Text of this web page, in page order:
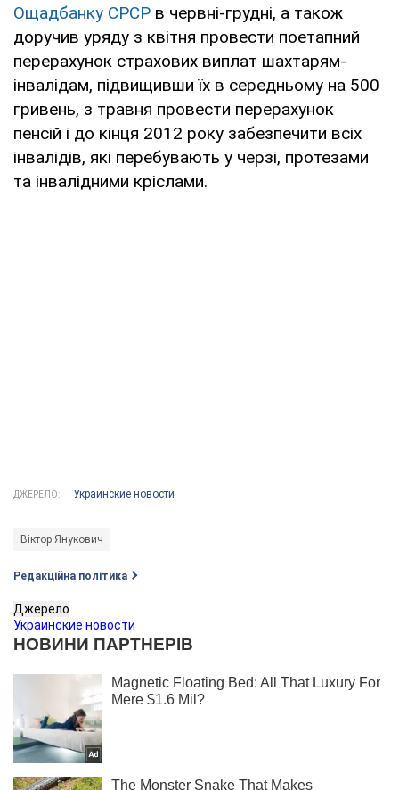
Ощадбанку СРСР в червні-грудні, а також
доручив уряду з квітня провести поетапний
перерахунок страхових виплат шахтарям-
інвалідам, підвищивши їх в середньому на 500
гривень, з травня провести перерахунок
пенсій і до кінця 2012 року забезпечити всіх
інвалідів, які перебувають у черзі, протезами
та інвалідними кріслами.
ДЖЕРЕЛО: Украинские новости
Віктор Янукович
Редакційна політика
Джерело
Украинские новости